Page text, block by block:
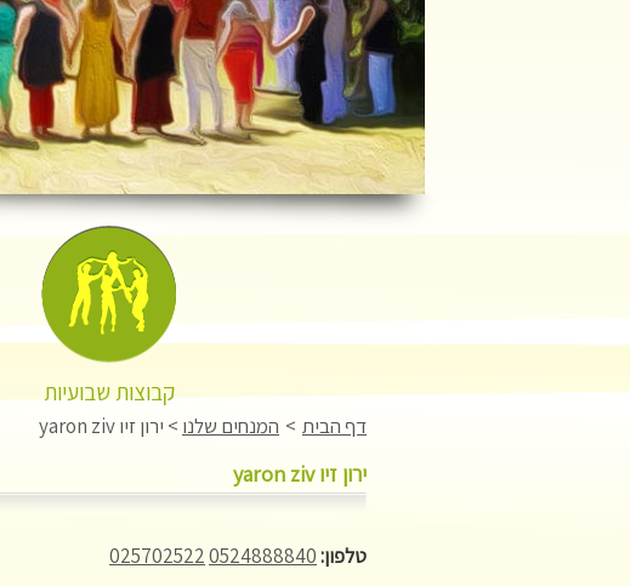
קבוצות שבועיות
דף הבית > המנחים שלנו > ירון זיו yaron ziv
ירון זיו yaron ziv
טלפון:0524888840
025702522